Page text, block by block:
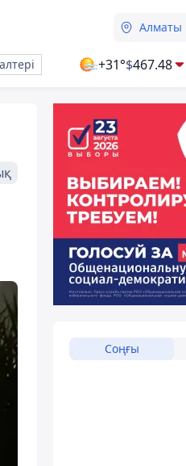
Алматы
+31°$467.48
Соңғы